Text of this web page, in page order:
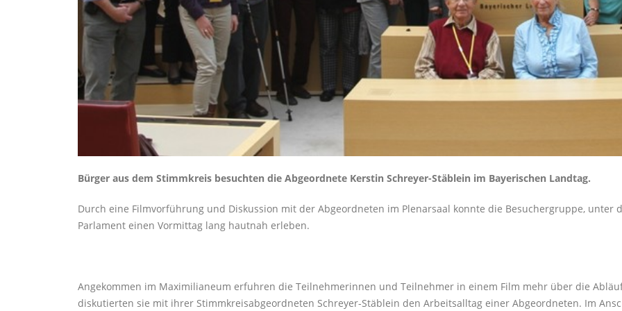
Bürger aus dem Stimmkreis besuchten die Abgeordnete Kerstin Schreyer-Stäblein im Bayerischen Landtag.
Durch eine Filmvorführung und Diskussion mit der Abgeordneten im Plenarsaal konnte die Besuchergruppe, unter
Parlament einen Vormittag lang hautnah erleben.
Angekommen im Maximilianeum erfuhren die Teilnehmerinnen und Teilnehmer in einem Film mehr über die
diskutierten sie mit ihrer Stimmkreisabgeordneten Schreyer-Stäblein den Arbeitsalltag einer Abgeordneten. Im